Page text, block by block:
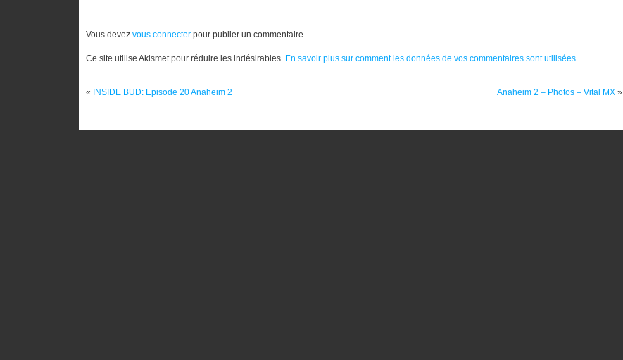
Vous devez vous connecter pour publier un commentaire.
Ce site utilise Akismet pour réduire les indésirables. En savoir plus sur comment les données de vos commentaires sont utilisées
« INSIDE BUD: Episode 20 Anaheim 2 Anaheim 2 – Photos – Vital MX»